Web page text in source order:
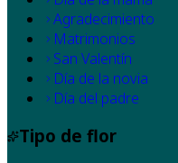
Agradecimiento
Matrimonios
San Valentín
Día de la novia
Día del padre
Tipo de flor